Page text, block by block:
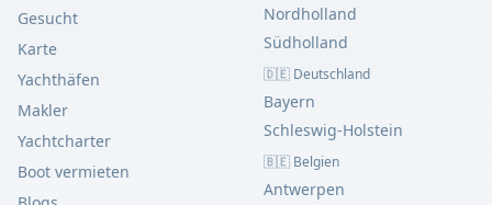
Gesucht
Karte
Yachthäfen
Makler
Yachtcharter
Boot vermieten
Nordholland
Südholland
🇩🇪 Deutschland
Bayern
Schleswig-Holstein
🇧🇪 Belgien
Antwerpen